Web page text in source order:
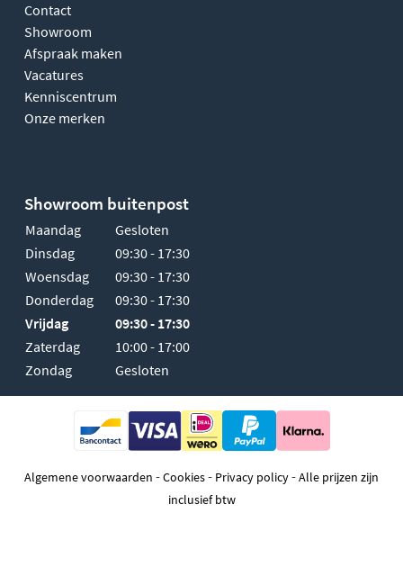
Contact
Showroom
Afspraak maken
Vacatures
Kenniscentrum
Onze merken
Showroom buitenpost
Maandag
Gesloten
Dinsdag
09:30 - 17:30
Woensdag
09:30 - 17:30
Donderdag
09:30 - 17:30
Vrijdag
09:30 - 17:30
Zaterdag
10:00 - 17:00
Zondag
Gesloten
Algemene voorwaarden -Cookies- Privacy policy-Alle prijzen zijn
inclusief btw